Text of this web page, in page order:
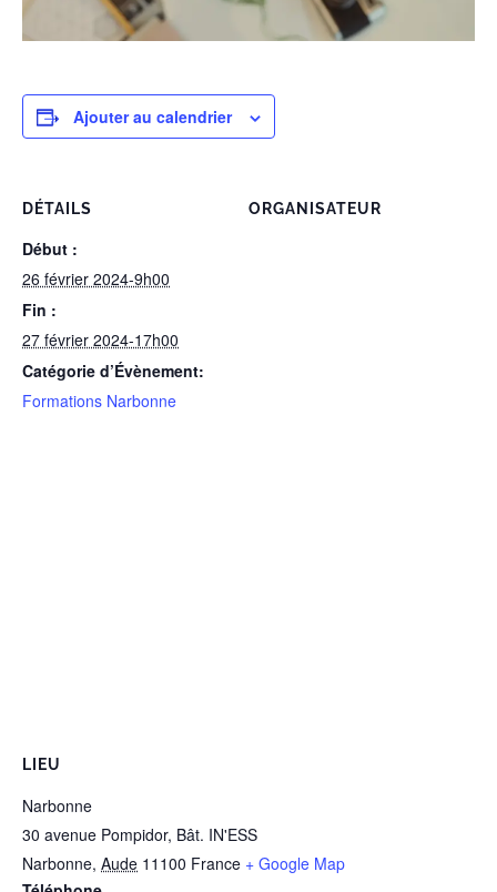
Ajouter au calendrier
DÉTAILS
Début :
26 février 2024-9h00
Fin :
27 février 2024-17h00
Catégorie d’Évènement:
Formations Narbonne
ORGANISATEUR
LIEU
Narbonne
30 avenue Pompidor, Bât. IN'ESS
Narbonne, Aude 11100 France + Google Map